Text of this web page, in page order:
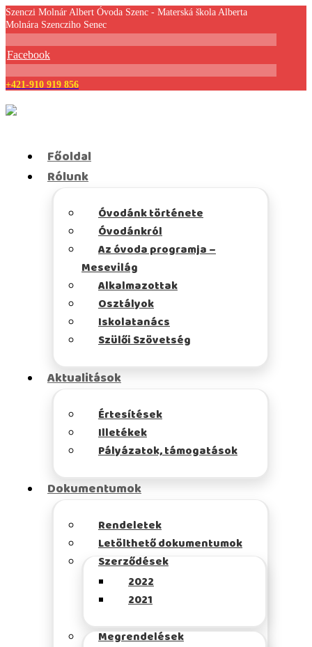
Szenczi Molnár Albert Óvoda Szenc - Materská škola Alberta
Molnára Szencziho Senec
Facebook
+421-910 919 856
Főoldal
Rólunk
Óvodánk története
Óvodánkról
Az óvoda programja –
Mesevilág
Alkalmazottak
Osztályok
Iskolatanács
Szülői Szövetség
Aktualitások
Értesítések
Illetékek
Pályázatok, támogatások
Dokumentumok
Rendeletek
Letölthető dokumentumok
Szerződések
2022
2021
Megrendelések